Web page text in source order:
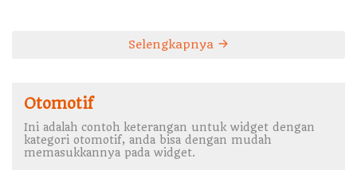
Selengkapnya
Otomotif
Ini adalah contoh keterangan untuk widget dengan
kategori otomotif, anda bisa dengan mudah
memasukkannya pada widget.